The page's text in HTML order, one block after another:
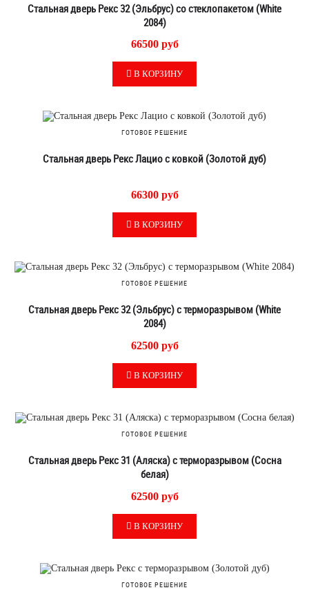
Стальная дверь Рекс 32 (Эльбрус) со стеклопакетом (White
2084)
66500 руб
В КОРЗИНУ
ГОТОВОЕ РЕШЕНИЕ
Стальная дверь Рекс Лацио с ковкой (Золотой дуб)
66300 руб
В КОРЗИНУ
ГОТОВОЕ РЕШЕНИЕ
Стальная дверь Рекс 32 (Эльбрус) с терморазрывом (White
2084)
62500 руб
В КОРЗИНУ
ГОТОВОЕ РЕШЕНИЕ
Стальная дверь Рекс 31 (Аляска) с терморазрывом (Сосна
белая)
62500 руб
В КОРЗИНУ
ГОТОВОЕ РЕШЕНИЕ